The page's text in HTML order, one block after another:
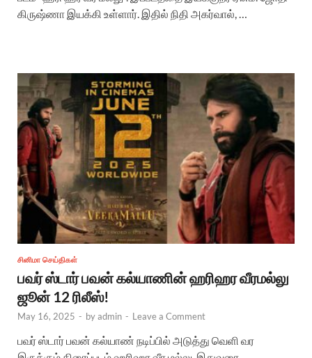
கிருஷ்ணா இயக்கி உள்ளார். இதில் நிதி அகர்வால், …
சினிமா செய்திகள்
பவர் ஸ்டார் பவன் கல்யாணின் ஹரிஹர வீரமல்லு
ஜூன் 12 ரிலீஸ்!
May 16, 2025 - byadmin - Leave a Comment
பவர் ஸ்டார் பவன் கல்யாண் நடிப்பில் அடுத்து வெளி வர